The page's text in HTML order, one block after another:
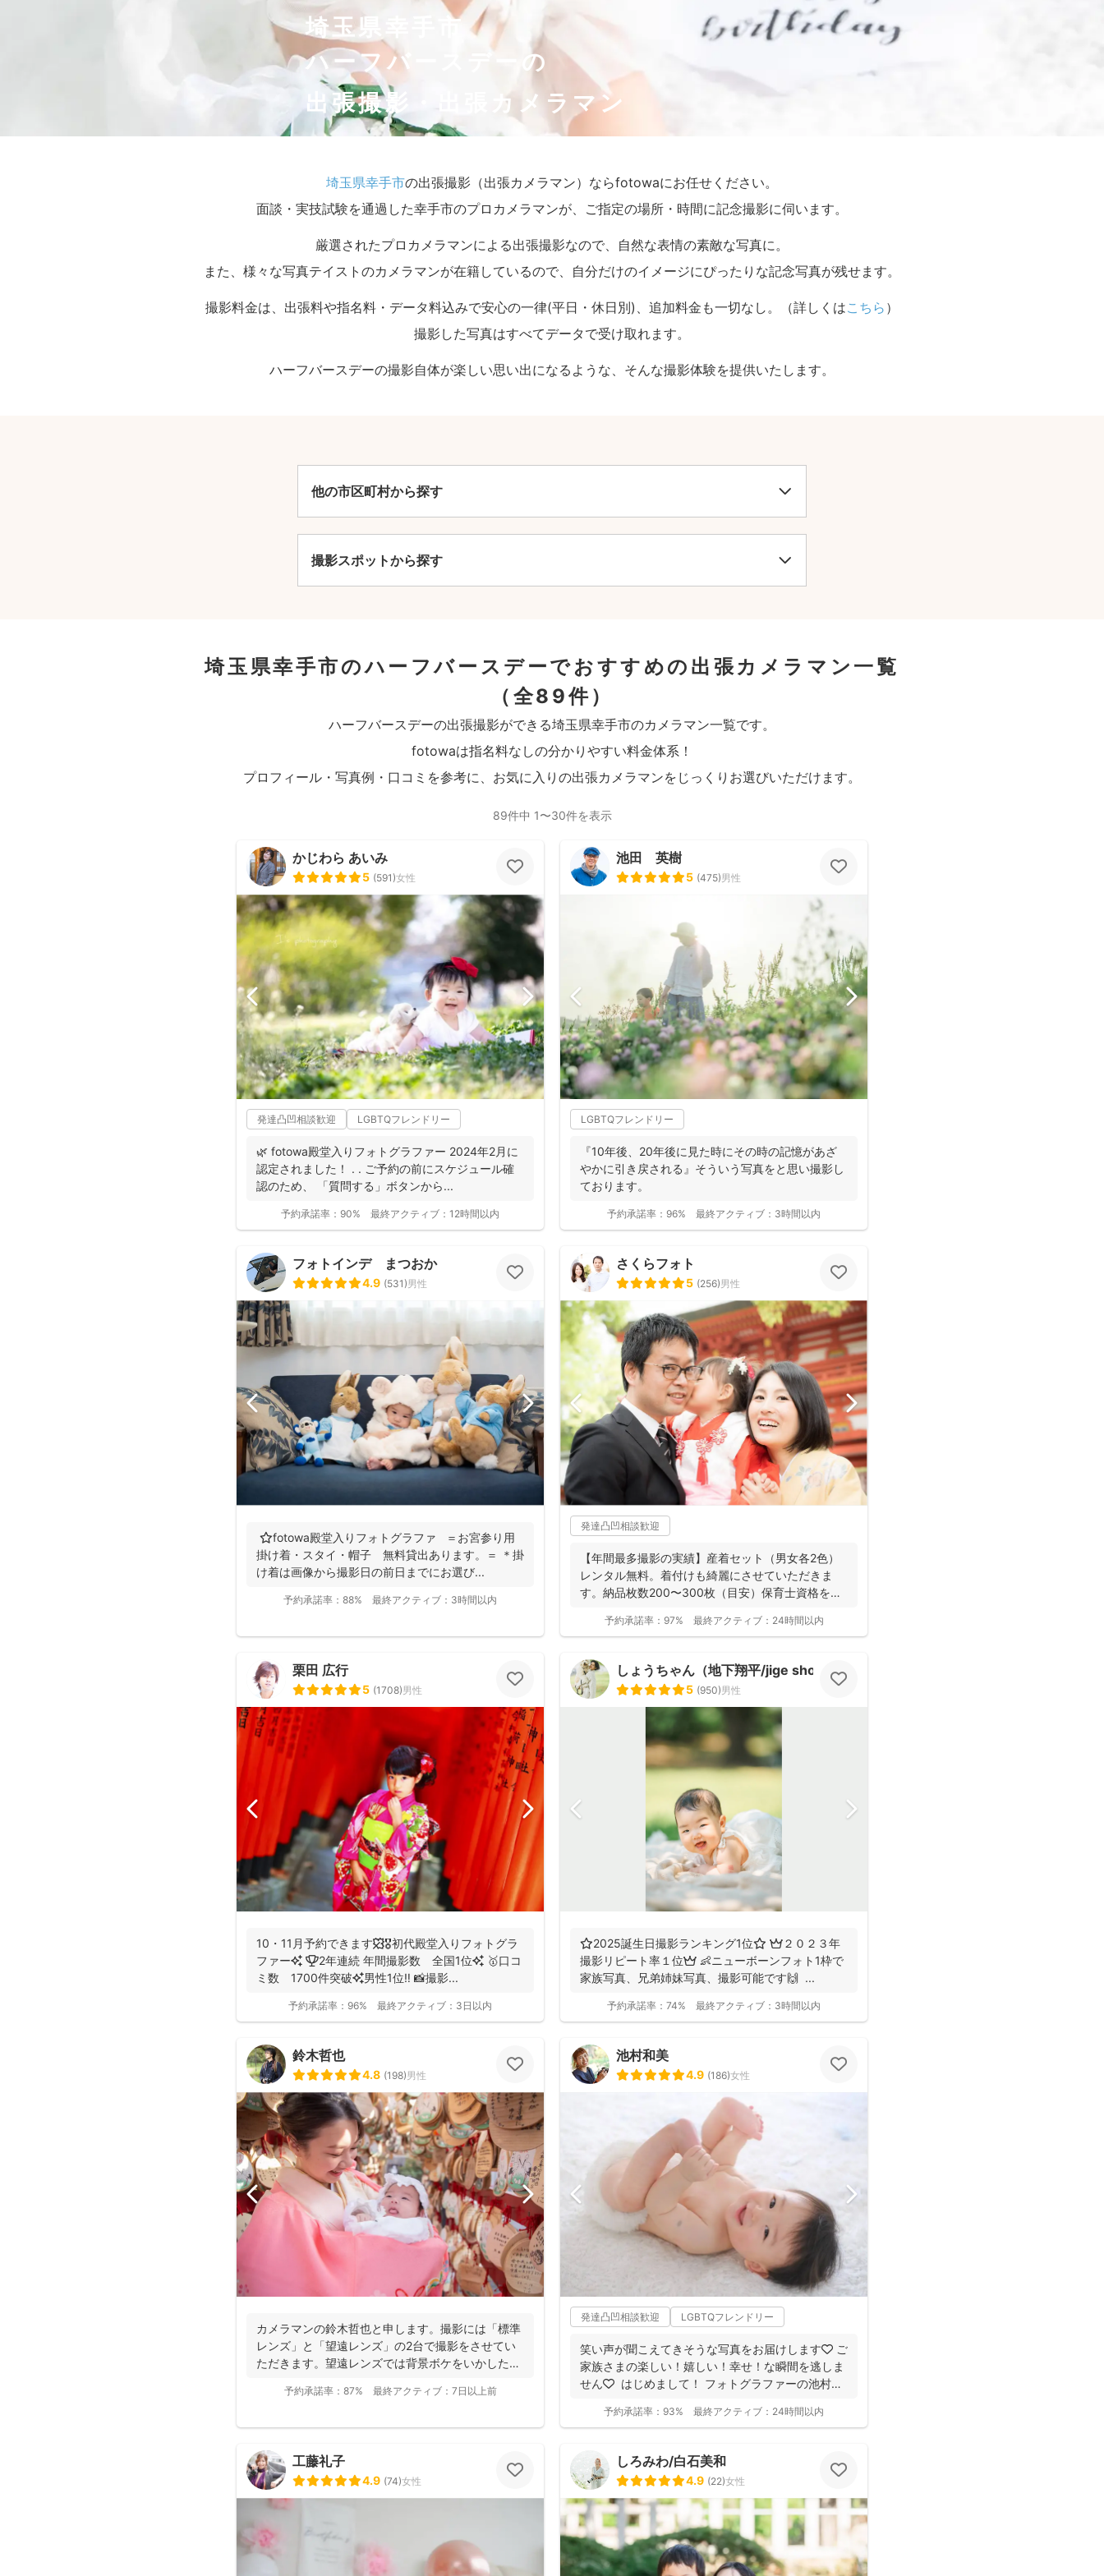
埼玉県幸手市
ハーフバースデーの
出張撮影・出張カメラマン
埼玉県幸手市の出張撮影（出張カメラマン）ならfotowaにお任せください。
面談・実技試験を通過した幸手市のプロカメラマンが、ご指定の場所・時間に記念撮影に伺います。
厳選されたプロカメラマンによる出張撮影なので、自然な表情の素敵な写真に。
また、様々な写真テイストのカメラマンが在籍しているので、自分だけのイメージにぴったりな記念写真が残せます。
撮影料金は、出張料や指名料・データ料込みで安心の一律(平日・休日別)、追加料金も一切なし。（詳しくはこちら ）
撮影した写真はすべてデータで受け取れます。
ハーフバースデーの撮影自体が楽しい思い出になるような、そんな撮影体験を提供いたします。
他の市区町村から探す
撮影スポットから探す
埼玉県幸手市のハーフバースデーでおすすめの出張カメラマン一覧
（全89件）
ハーフバースデーの出張撮影ができる埼玉県幸手市のカメラマン一覧です。
fotowaは指名料なしの分かりやすい料金体系！
プロフィール・写真例・口コミを参考に、お気に入りの出張カメラマンをじっくりお選びいただけます。
89件中 1〜30件を表示
かじわら あいみ
5 (591)女性
発達凸凹相談歓迎 LGBTQフレンドリー
🌿 fotowa殿堂入りフォトグラファー 2024年2月に
認定されました！ . . ご予約の前にスケジュール確
認のため、 「質問する」ボタンから...
予約承諾率： 90% 最終アクティブ： 12時間以内
池田 英樹
5 (475)男性
LGBTQフレンドリー
『10年後、20年後に見た時にその時の記憶があざ
やかに引き戻される』そういう写真をと思い撮影し
ております。
予約承諾率： 96% 最終アクティブ： 3時間以内
フォトインデ まつおか
4.9 (531)男性
⭐️fotowa殿堂入りフォトグラファ ＝お宮参り用
掛け着・スタイ・帽子 無料貸出あります。＝ ＊掛
け着は画像から撮影日の前日までにお選び...
予約承諾率： 88% 最終アクティブ： 3時間以内
さくらフォト
5 (256)男性
発達凸凹相談歓迎
【年間最多撮影の実績】産着セット（男女各2色）
レンタル無料。着付けも綺麗にさせていただきま
す。納品枚数200〜300枚（目安）保育士資格を持
予約承諾率： 97% 最終アクティブ： 24時間以内
栗田 広行
5 (1708)男性
10・11月予約できます🍁🎖初代殿堂入りフォトグラ
ファー✨ 🏆2年連続 年間撮影数 全国1位✨ 🥇口コ
ミ数 1700件突破✨男性1位‼️ 📸撮影...
予約承諾率： 96% 最終アクティブ： 3日以内
しょうちゃん（地下翔平/jige shohe）
5 (950)男性
⭐️2025誕生日撮影ランキング1位⭐️ 👑２０２３年
撮影リピート率１位👑 👶ニューボーンフォト1枠で
家族写真、兄弟姉妹写真、撮影可能です🙌 ...
予約承諾率： 74% 最終アクティブ： 3時間以内
鈴木哲也
4.8 (198)男性
カメラマンの鈴木哲也と申します。撮影には「標準
レンズ」と「望遠レンズ」の2台で撮影をさせてい
ただきます。望遠レンズでは背景ボケをいかしたお
予約承諾率： 87% 最終アクティブ： 7日以上前
池村和美
4.9 (186)女性
発達凸凹相談歓迎 LGBTQフレンドリー
笑い声が聞こえてきそうな写真をお届けします🧡 ご
家族さまの楽しい！嬉しい！幸せ！な瞬間を逃しま
せん🧡 ⁡ はじめまして！ フォトグラファーの池村
予約承諾率： 93% 最終アクティブ： 24時間以内
工藤礼子
4.9 (74)女性
しろみわ/白石美和
4.9 (22)女性